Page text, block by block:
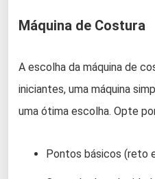
Máquina de Costura
A escolha da máquina de
iniciantes, uma máquina
uma ótima escolha. Opte
Pontos básicos (reto